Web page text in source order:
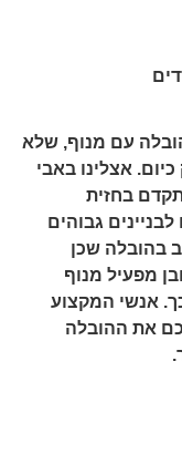
עם מנוף, שלא
אצלינו באבי
בחזית
גבוהים
בהובלה שכן
מפעיל מנוף
אנשי המקצוע
את ההובלה